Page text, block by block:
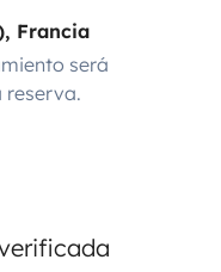
Francia
será
reserva.